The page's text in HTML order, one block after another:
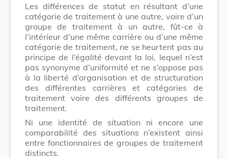
Les différences de statut en résultant d’une
catégorie de traitement à une autre, voire d’un
groupe de traitement à un autre, fût-ce à
l’intérieur d’une même carrière ou d’une même
catégorie de traitement, ne se heurtent pas au
principe de l’égalité devant la loi, lequel n’est
pas synonyme d’uniformité et ne s’oppose pas
à la liberté d’organisation et de structuration
des différentes carrières et catégories de
traitement voire des différents groupes de
traitement.
Ni une identité de situation ni encore une
comparabilité des situations n’existent ainsi
entre fonctionnaires de groupes de traitement
distincts.